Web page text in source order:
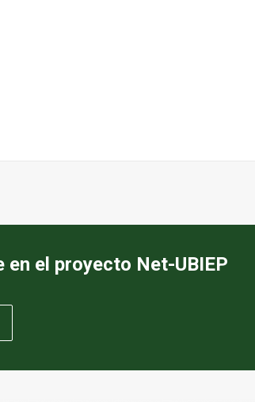
el proyecto Net-UBIEP